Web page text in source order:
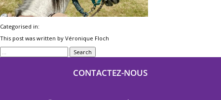
Categorised in:
This post was written by Véronique Floch
Search
CONTACTEZ-NOUS